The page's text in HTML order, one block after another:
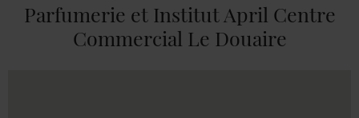
Parfumerie et Institut April Centre
Commercial Le Douaire